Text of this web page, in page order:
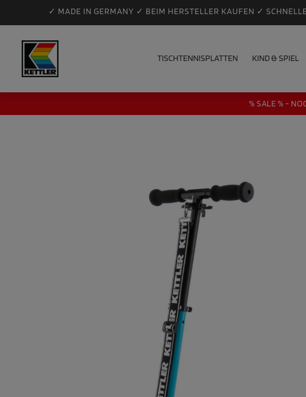
✓ MADE IN GERMANY ✓ BEIM HERSTELLER KAUFEN ✓
TISCHTENNISPLATTEN KIND & SPIEL
% SALE % -